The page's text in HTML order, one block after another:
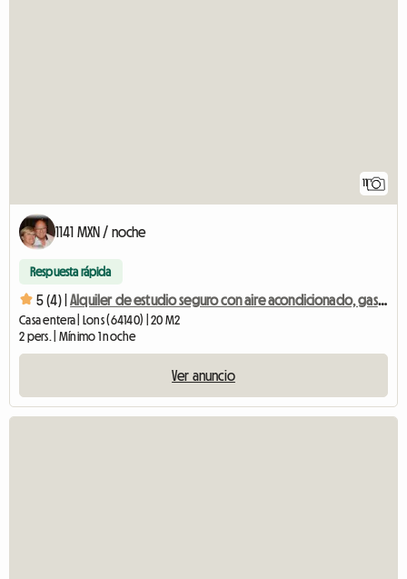
11
1141 MXN / noche
Respuesta rápida
5 (4) | Alquiler de estudio seguro con aire acondicionado, gastos incluidos
Casa entera | Lons (64140) | 20 M2
2 pers. | Mínimo 1 noche
Ver anuncio